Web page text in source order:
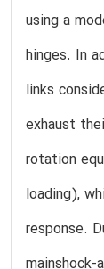
using a
hinges. In
links
exhaust
rotation
loading),
response.